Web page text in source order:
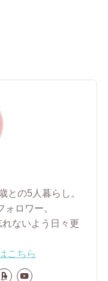
との5人暮らし。
ロワー。
ないよう日々更
こちら